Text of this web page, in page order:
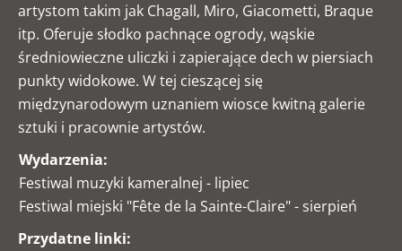
artystom takim jak Chagall, Miro, Giacometti, Braque
itp. Oferuje słodko pachnące ogrody, wąskie
średniowieczne uliczki i zapierające dech w piersiach
punkty widokowe. W tej cieszącej się
międzynarodowym uznaniem wiosce kwitną galerie
sztuki i pracownie artystów.
Wydarzenia:
Festiwal muzyki kameralnej - lipiec
Festiwal miejski "Fête de la Sainte-Claire" - sierpień
Przydatne linki: